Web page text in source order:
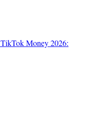
TikTok Money 2026: